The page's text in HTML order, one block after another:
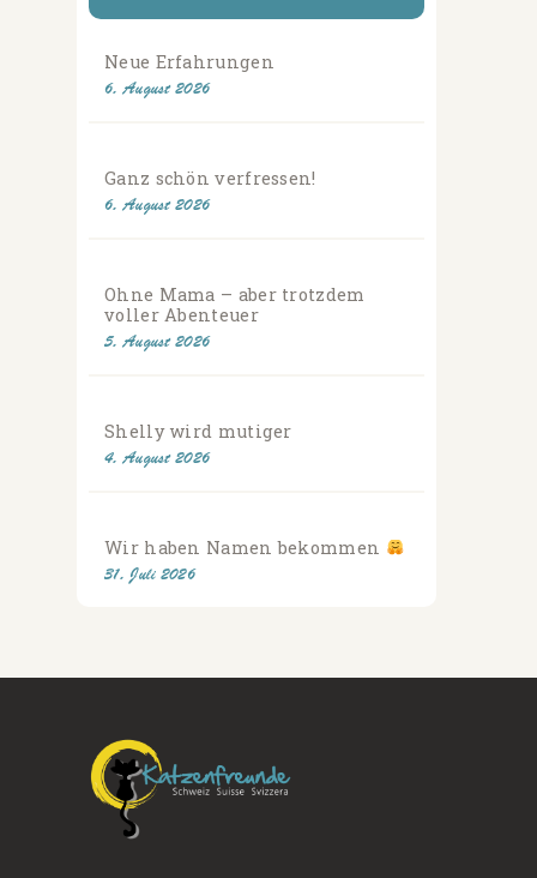
Neue Erfahrungen
6. August 2026
Ganz schön verfressen!
6. August 2026
Ohne Mama – aber trotzdem
voller Abenteuer
5. August 2026
Shelly wird mutiger
4. August 2026
Wir haben Namen bekommen
31. Juli 2026